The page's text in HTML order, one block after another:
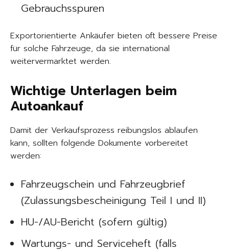
Gebrauchsspuren
Exportorientierte Ankäufer bieten oft bessere Preise
für solche Fahrzeuge, da sie international
weitervermarktet werden.
Wichtige Unterlagen beim
Autoankauf
Damit der Verkaufsprozess reibungslos ablaufen
kann, sollten folgende Dokumente vorbereitet
werden:
Fahrzeugschein und Fahrzeugbrief
(Zulassungsbescheinigung Teil I und II)
HU-/AU-Bericht (sofern gültig)
Wartungs- und Serviceheft (falls